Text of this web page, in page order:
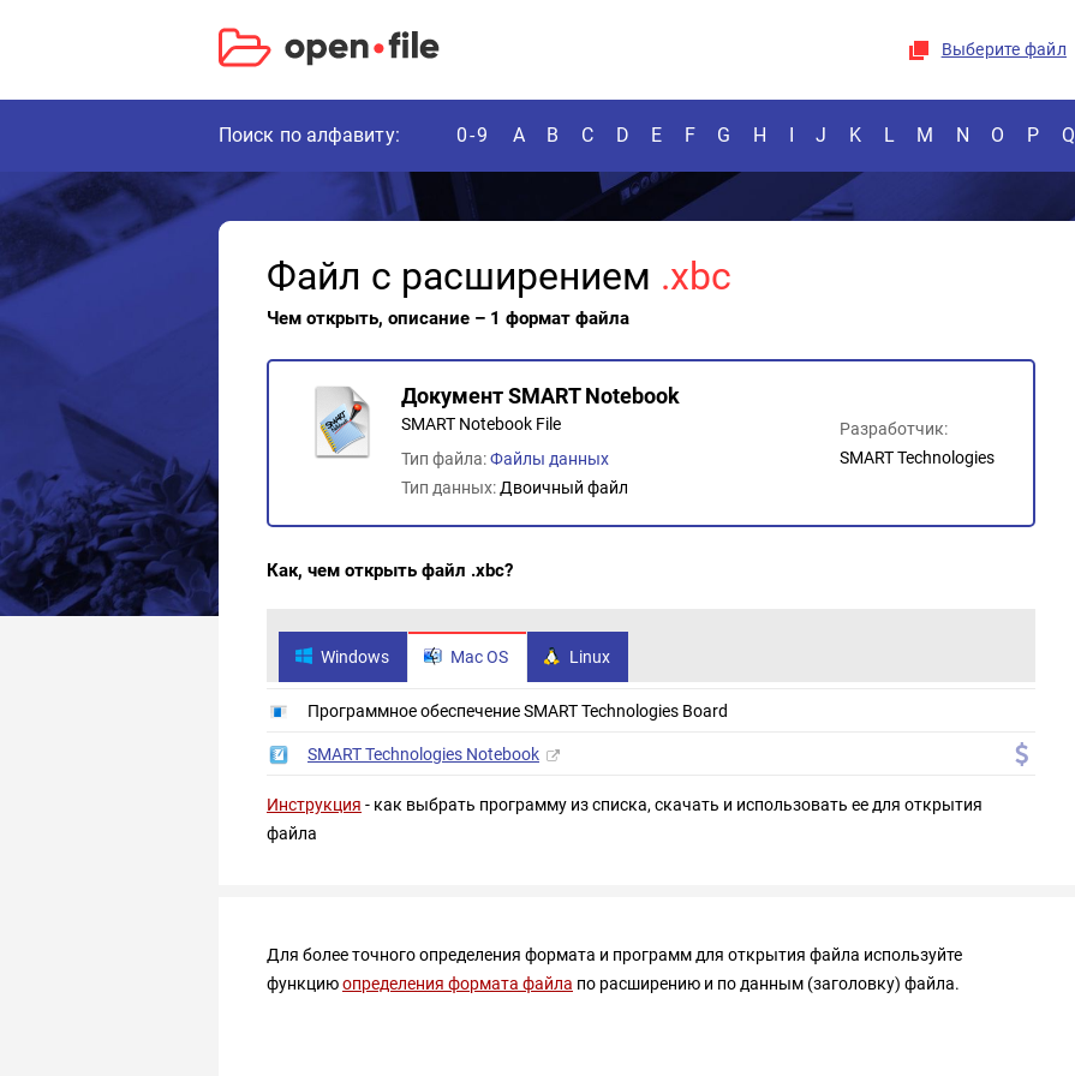
Выберите файл
Поиск по алфавиту: 0-9 A B C D E F G H I J K L M N O P Q
Файл с расширением .xbc
Чем открыть, описание – 1 формат файла
Документ SMART Notebook
SMART Notebook File
Тип файла:Файлы данных
Тип данных: Двоичный файл
Разработчик:
SMART Technologies
Как, чем открыть файл .xbc?
Windows Mac OS Linux
Программное обеспечение SMART Technologies Board
SMART Technologies Notebook
Инструкция - как выбрать программу из списка, скачать и использовать ее для открытия
файла
Для более точного определения формата и программ для открытия файла используйте
функциюопределения формата файла по расширению и по данным (заголовку) файла.